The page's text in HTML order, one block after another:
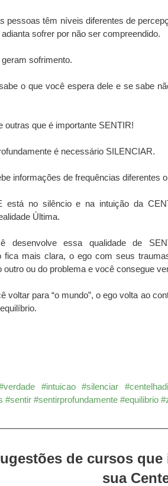
pessoas têm níveis diferentes de
sofrer por não ser compreendido.
sofrimento.
o que você espera dele e se sabe
outras que é importante SENTIR!
é necessário SILENCIAR.
informações de frequências diferentes
está no silêncio e na intuição da
Última.
desenvolve essa qualidade de
fica mais clara, o ego com seus
outro ou do problema e você consegue
voltar para “o mundo”, o ego volta ao
#intuicao #silenciar
#sentir #sentirprofundamente #equilibrio
de cursos
sua